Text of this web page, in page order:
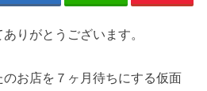
りがとうございます。
のお店を７ヶ月待ちにする仮面